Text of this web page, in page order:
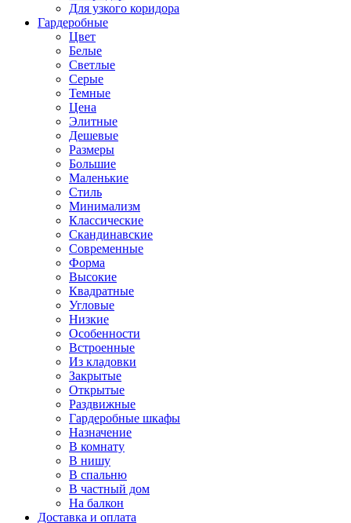
Для узкого коридора
Гардеробные
Цвет
Белые
Светлые
Серые
Темные
Цена
Элитные
Дешевые
Размеры
Большие
Маленькие
Стиль
Минимализм
Классические
Скандинавские
Современные
Форма
Высокие
Квадратные
Угловые
Низкие
Особенности
Встроенные
Из кладовки
Закрытые
Открытые
Раздвижные
Гардеробные шкафы
Назначение
В комнату
В нишу
В спальню
В частный дом
На балкон
Доставка и оплата